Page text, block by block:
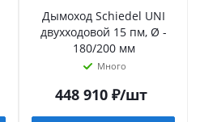
Дымоход Schiedel UNI
двухходовой 15 пм, Ø -
180/200 мм
Много
448 910₽/шт